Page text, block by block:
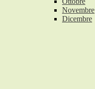
Novembre
Dicembre